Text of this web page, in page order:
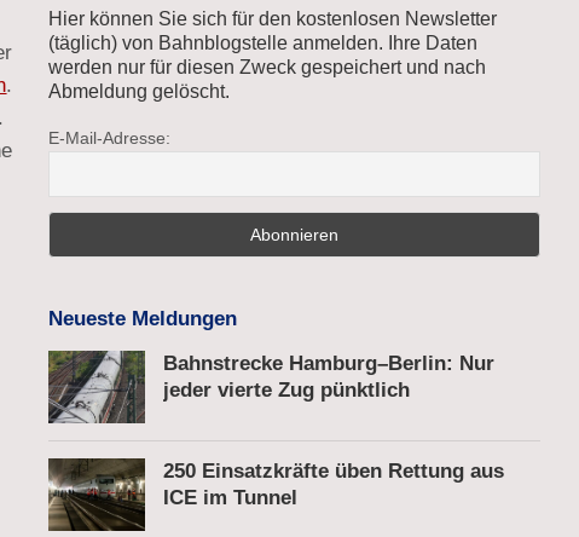
.
Hier können Sie sich für den kostenlosen Newsletter
(täglich) von Bahnblogstelle anmelden. Ihre Daten
werden nur für diesen Zweck gespeichert und nach
Abmeldung gelöscht.
E-Mail-Adresse:
Neueste Meldungen
Bahnstrecke Hamburg–Berlin: Nur
jeder vierte Zug pünktlich
250 Einsatzkräfte üben Rettung aus
ICE im Tunnel